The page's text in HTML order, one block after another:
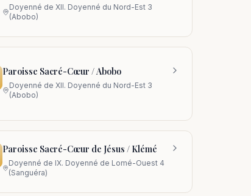
Doyenné de XII. Doyenné du Nord-Est 3
(Abobo)
Paroisse Sacré-Cœur / Abobo
Doyenné de XII. Doyenné du Nord-Est 3
(Abobo)
Paroisse Sacré-Cœur de Jésus / Klémé
Doyenné de IX. Doyenné de Lomé-Ouest 4
(Sanguéra)